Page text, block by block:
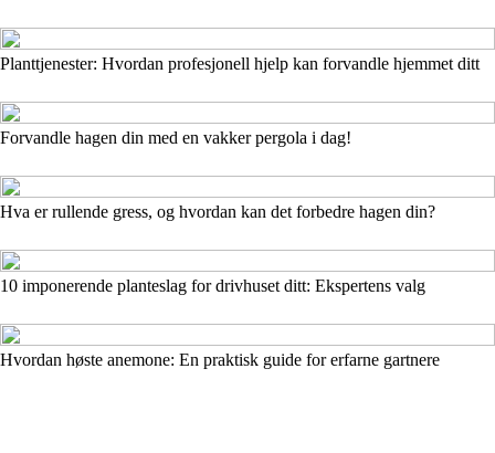
Planttjenester: Hvordan profesjonell hjelp kan forvandle hjemmet ditt
Forvandle hagen din med en vakker pergola i dag!
Hva er rullende gress, og hvordan kan det forbedre hagen din?
10 imponerende planteslag for drivhuset ditt: Ekspertens valg
Hvordan høste anemone: En praktisk guide for erfarne gartnere